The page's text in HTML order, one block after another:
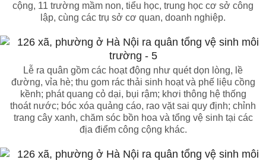
cộng, 11 trường mầm non, tiểu học, trung học cơ sở công
lập, cùng các trụ sở cơ quan, doanh nghiệp.
Lễ ra quân gồm các hoạt động như quét dọn lòng, lề
đường, vỉa hè; thu gom rác thải sinh hoạt và phế liệu cồng
kềnh; phát quang cỏ dại, bụi rậm; khơi thông hệ thống
thoát nước; bóc xóa quảng cáo, rao vặt sai quy định; chỉnh
trang cây xanh, chăm sóc bồn hoa và tổng vệ sinh tại các
địa điểm công cộng khác.